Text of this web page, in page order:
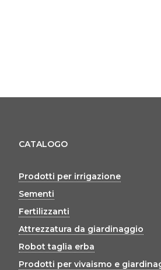
CATALOGO
Prodotti per irrigazione
Sementi
Fertilizzanti
Attrezzatura da giardinaggio
Robot taglia erba
Prodotti per vivaismo e